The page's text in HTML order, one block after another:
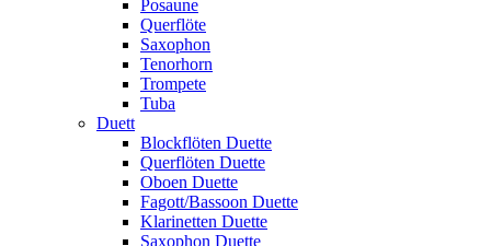
Posaune
Querflöte
Saxophon
Tenorhorn
Trompete
Tuba
Duett
Blockflöten Duette
Querflöten Duette
Oboen Duette
Fagott/Bassoon Duette
Klarinetten Duette
Saxophon Duette